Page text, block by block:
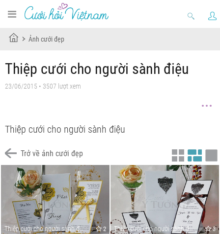
Ảnh cưới đẹp
Thiệp cưới cho người sành điệu
23/06/2015 • 3507 lượt xem
Thiệp cưới cho người sành điệu
Trở về ảnh cưới đẹp
Thiệp cưới cho người sành điệu 2 Thiệp cưới cho người sành điệu 3